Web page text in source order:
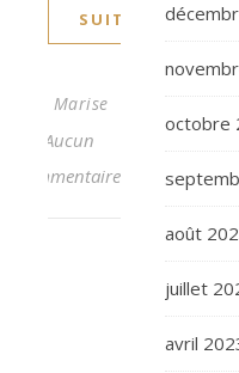
SUITE
Marise
Aucun
commentaire
octobre
août
juillet
avril